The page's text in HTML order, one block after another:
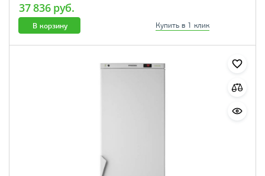
37 836 руб.
В корзину Купить в 1 клик